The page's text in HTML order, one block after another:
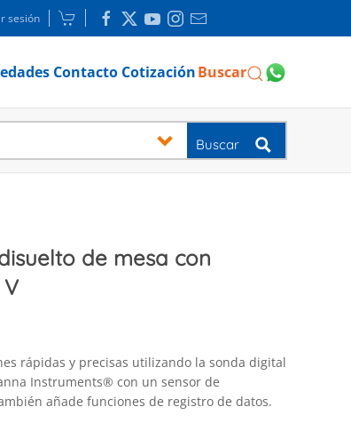
sesión
Contacto CotizaciónBuscar
Buscar
de mesa con
rápidas y precisas utilizando la sonda digital
Instruments® con un sensor de
añade funciones de registro de datos.